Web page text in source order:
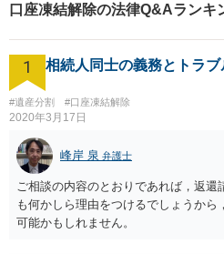
口座凍結解除の法律Q&Aランキ
1 相続人同士の義務とトラ
#遺産分割 #口座凍結解除
2020年3月17日
峰岸 泉 弁護士
ご相談の内容のとおりであれば，返還
も何かしら理由をつけるでしょうから
可能かもしれません。